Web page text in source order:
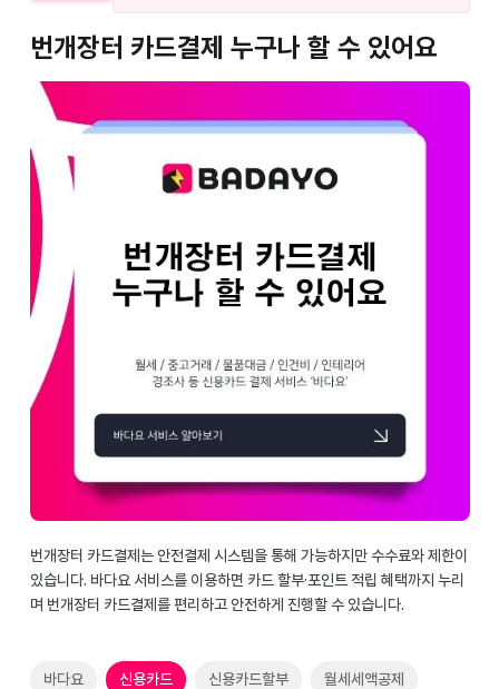
번개장터 카드결제 누구나 할 수 있어요
번개장터 카드결제는 안전결제 시스템을 통해 가능하지만 수수료와 제한이
있습니다. 바다요 서비스를 이용하면 카드 할부·포인트 적립 혜택까지 누리
며 번개장터 카드결제를 편리하고 안전하게 진행할 수 있습니다.
바다요 신용카드 신용카드할부 월세세액공제